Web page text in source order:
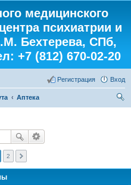
медицинского
психиатрии и
Бехтерева, СПб,
+7 (812) 670-02-20
Вход
Регистрация
Аптека
2